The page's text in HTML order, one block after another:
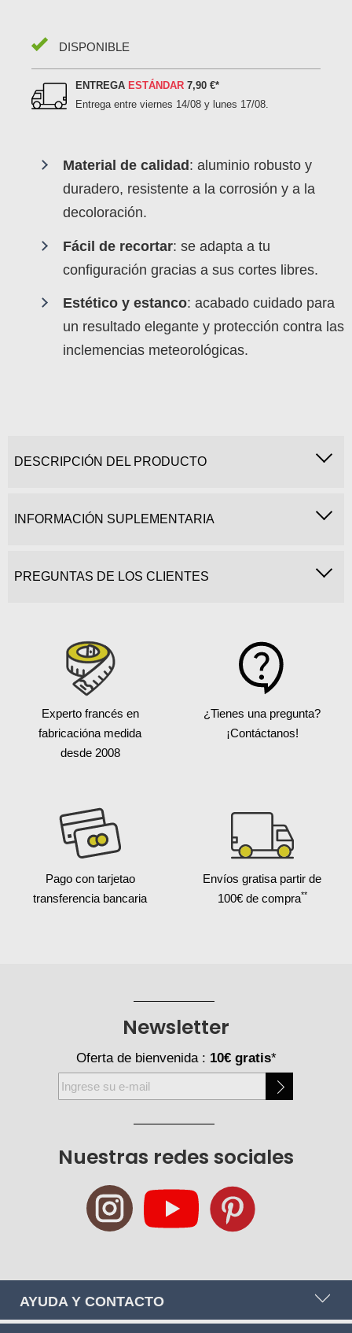
DISPONIBLE
ENTREGA ESTÁNDAR 7,90 €*
Entrega entreviernes 14/08 y lunes 17/08.
Material de calidad : aluminio robusto y
duradero, resistente a la corrosión y a la
decoloración.
Fácil de recortar: se adapta a tu
configuración gracias a sus cortes libres.
Estético y estanco: acabado cuidado para
un resultado elegante y protección contra las
inclemencias meteorológicas.
DESCRIPCIÓN DEL PRODUCTO
INFORMACIÓN SUPLEMENTARIA
PREGUNTAS DE LOS CLIENTES
Experto francés en
fabricacióna medida
desde 2008
¿Tienes una pregunta?
¡Contáctanos!
Pago con tarjetao
transferencia bancaria
Envíos gratisa partir de
100€ de compra**
Nuestras redes sociales
Newsletter
Oferta de bienvenida : 10€ gratis*
Inscríbase
a
de
AYUDA Y CONTACTO